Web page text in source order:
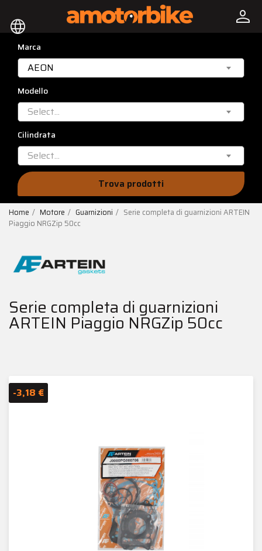
language person
Marca
AEON
Modello
Select...
Cilindrata
Select...
Trova prodotti
Home Motore Guarnizioni
Serie completa di guarnizioni ARTEIN
Piaggio NRGZip 50cc
Serie completa di guarnizioni
ARTEIN Piaggio NRGZip 50cc
-3,18 €